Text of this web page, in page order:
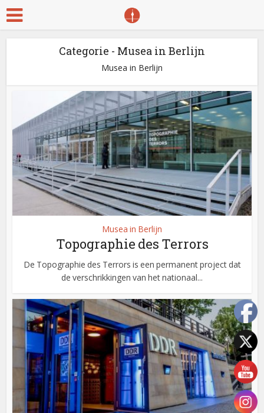
Categorie - Musea in Berlijn
Musea in Berlijn
Musea in Berlijn
Topographie des Terrors
De Topographie des Terrors is een permanent project dat
de verschrikkingen van het nationaal...